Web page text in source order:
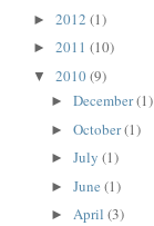
► 2012 (1)
► 2011 (10)
▼ 2010(9)
► December(1)
► October(1)
► July (1)
► June (1)
► April (3)